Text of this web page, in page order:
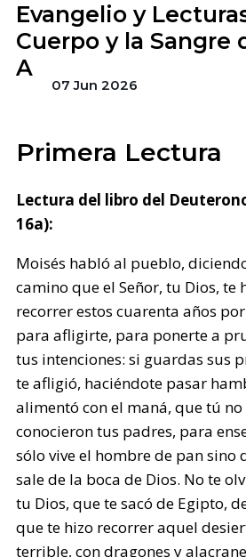
Evangelio y
Cuerpo y la Sangre
A
07 Jun 2026
Primera Lectura
Lectura del libro del
16a):
Moisés habló al pueblo,
camino que el Señor, tu Dios, te
recorrer estos cuarenta años
para afligirte, para ponerte a
tus intenciones: si guardas sus
te afligió, haciéndote pasar
alimentó con el maná, que tú no
conocieron tus padres, para
sólo vive el hombre de pan sino
sale de la boca de Dios. No te
tu Dios, que te sacó de Egipto,
que te hizo recorrer aquel
terrible, con dragones y